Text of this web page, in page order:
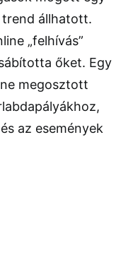
trend állhatott.
„felhívás”
őket. Egy
megosztott
az események